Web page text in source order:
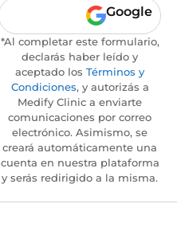
Google
*Al completar este formulario,
declarás haber leído y
aceptado los Términos y
Condiciones, y autorizás a
Medify Clinic a enviarte
comunicaciones por correo
electrónico. Asimismo, se
creará automáticamente una
cuenta en nuestra plataforma
y serás redirigido a la misma.